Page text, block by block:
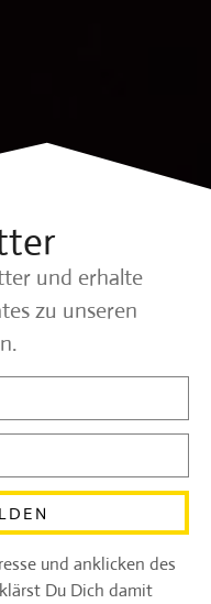
und erhalte
zu unseren
und anklicken des
Du Dich damit